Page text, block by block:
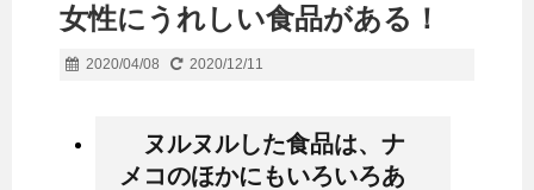
女性にうれしい食品がある！
2020/04/08 2020/12/11
ヌルヌルした食品は、ナ
メコのほかにもいろいろあ